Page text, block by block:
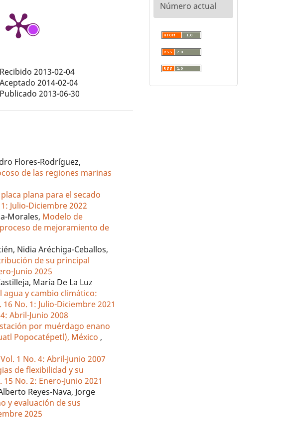
Recibido 2013-02-04
Aceptado 2014-02-04
Publicado 2013-06-30
Flores-Rodríguez,
de las regiones marinas
plana para el secado
Julio-Diciembre 2022
Morales, Modelo de
de mejoramiento de
Nidia Aréchiga-Ceballos,
de su principal
Junio 2025
María De La Luz
y cambio climático:
16 No. 1: Julio-Diciembre 2021
Abril-Junio 2008
por muérdago enano
Popocatépetl), México ,
1 No. 4: Abril-Junio 2007
de flexibilidad y su
15 No. 2: Enero-Junio 2021
Reyes-Nava, Jorge
y evaluación de sus
2025
Número actual